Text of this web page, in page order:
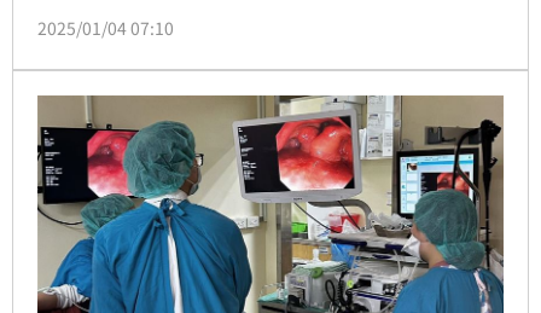
不過，台大內科主治醫師提醒民眾，做完健檢、照完大
查。麻醉科醫師也呼籲，現已有麻醉新藥與新技術，讓
受檢者在衛教溝通後無痛、無懼地接受醫療處置，平安
甦醒也相當重要。（記者：簡浩正）
2025/01/04 07:10